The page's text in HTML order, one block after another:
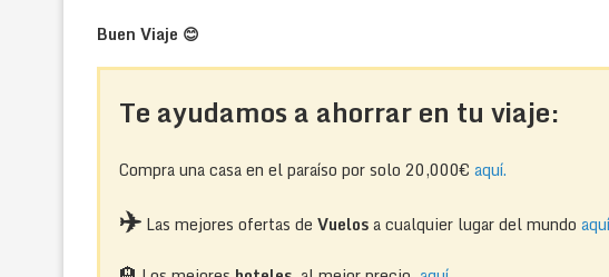
Buen Viaje 😊
Te ayudamos a ahorrar en tu viaje:
Compra una casa en el paraíso por solo 20,000€ aquí.
✈️Las mejores ofertas de Vuelosa cualquier lugar del mundo aquí